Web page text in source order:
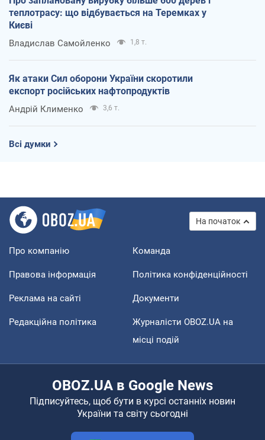
теплотрасу: що відбувається на Теремках у
Києві
Владислав Самойленко 1,8 т.
Як атаки Сил оборони України скоротили
експорт російських нафтопродуктів
Андрій Клименко 3,6 т.
Всі думки
На початок
Про компанію Команда
Правова інформація Політика конфіденційності
Реклама на сайті Документи
Редакційна політика
Журналісти OBOZ.UA на
місці подій
OBOZ.UA в Google News
Підписуйтесь, щоб бути в курсі останніх новин
України та світу сьогодні